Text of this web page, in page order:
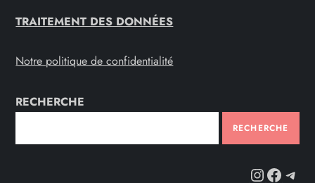
TRAITEMENT DES DONNÉES
Notre politique de confidentialité
RECHERCHE
RECHERCHE